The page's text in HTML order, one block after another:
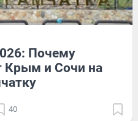
Почему
Крым и Сочи на
40